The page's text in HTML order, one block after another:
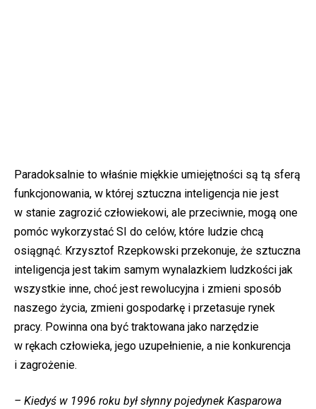
Paradoksalnie to właśnie miękkie umiejętności są tą sferą
funkcjonowania, w której sztuczna inteligencja nie jest
w stanie zagrozić człowiekowi, ale przeciwnie, mogą one
pomóc wykorzystać SI do celów, które ludzie chcą
osiągnąć. Krzysztof Rzepkowski przekonuje, że sztuczna
inteligencja jest takim samym wynalazkiem ludzkości jak
wszystkie inne, choć jest rewolucyjna i zmieni sposób
naszego życia, zmieni gospodarkę i przetasuje rynek
pracy. Powinna ona być traktowana jako narzędzie
w rękach człowieka, jego uzupełnienie, a nie konkurencja
i zagrożenie.
– Kiedyś w 1996 roku był słynny pojedynek Kasparowa